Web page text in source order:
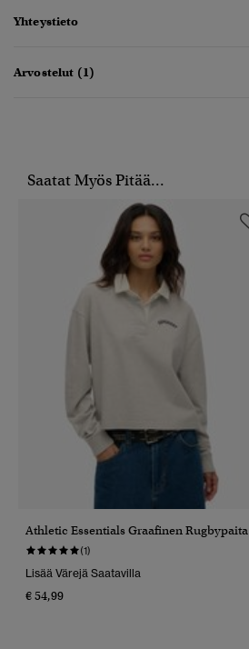
Yhteystieto
Arvostelut (1)
Saatat Myös Pitää...
Athletic Essentials Graafinen Rugbypaita
(1)
Lisää Värejä Saatavilla
€ 54,99